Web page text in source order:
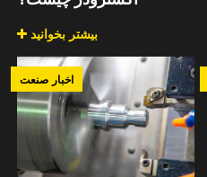
بیشتر بخوانید
اخبار صنعت